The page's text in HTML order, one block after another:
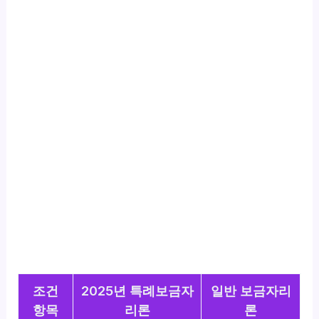
조건
항목
2025년 특례보금자
리론
일반 보금자리
론